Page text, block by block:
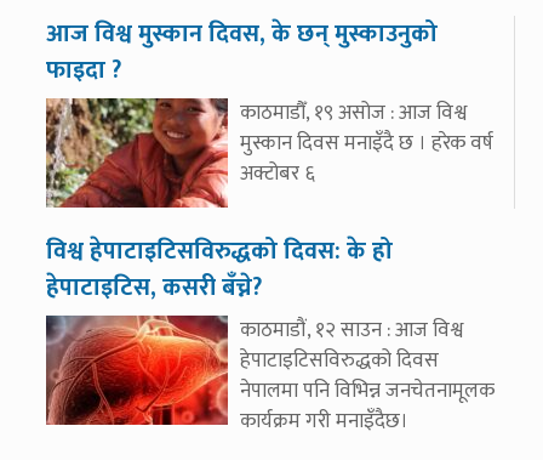
आज विश्व मुस्कान दिवस, के छन् मुस्काउनुको
फाइदा ?
काठमाडौँ, १९ असोज : आज विश्व
मुस्कान दिवस मनाइँदै छ । हरेक वर्ष
अक्टोबर ६
विश्व हेपाटाइटिसविरुद्धको दिवस: के हो
हेपाटाइटिस, कसरी बँच्ने?
काठमाडौं, १२ साउन : आज विश्व
हेपाटाइटिसविरुद्धको दिवस
नेपालमा पनि विभिन्न जनचेतनामूलक
कार्यक्रम गरी मनाइँदैछ।